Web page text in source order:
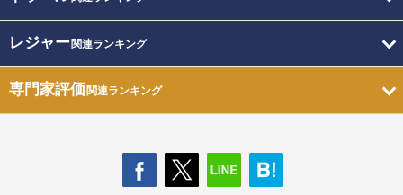
レジャー関連ランキング
専門家評価関連ランキング